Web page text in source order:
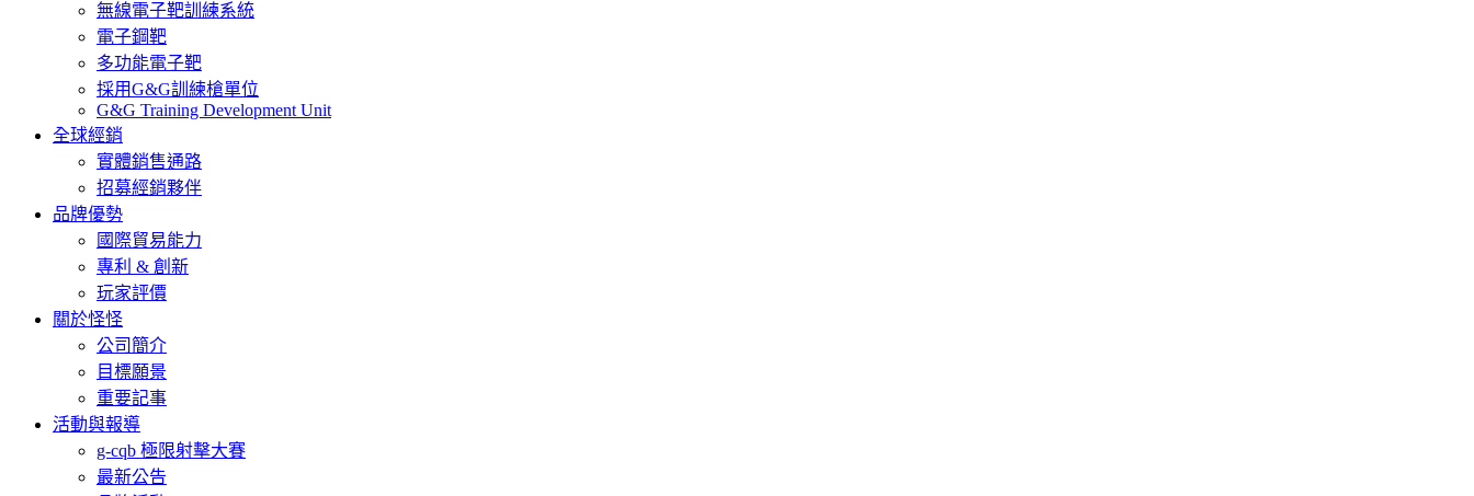
無線電子靶訓練系統
電子鋼靶
多功能電子靶
採用G&G訓練槍單位
G&G Training Development Unit
全球經銷
實體銷售通路
招募經銷夥伴
品牌優勢
國際貿易能力
專利 & 創新
玩家評價
關於怪怪
公司簡介
目標願景
重要記事
活動與報導
g-cqb 極限射擊大賽
最新公告